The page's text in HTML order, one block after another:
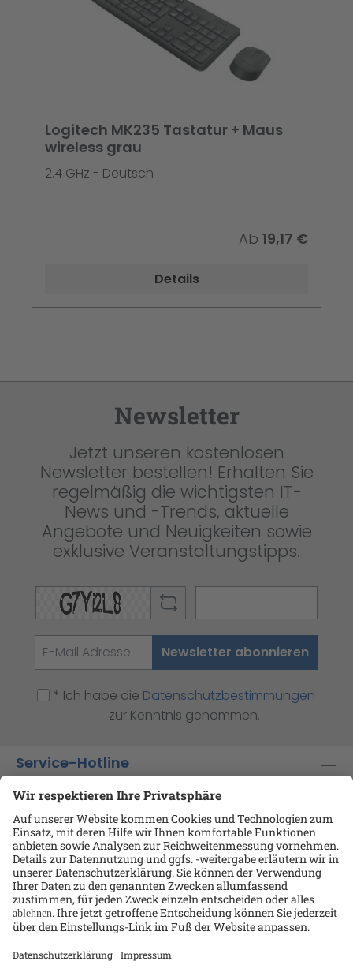
Logitech MK235 Tastatur + Maus
wireless grau
2.4 GHz - Deutsch
Ab 19,17 €
Details
Newsletter
Jetzt unseren kostenlosen
Newsletter bestellen! Erhalten Sie
regelmäßig die wichtigsten IT-
News und -Trends, aktuelle
Angebote und Neuigkeiten sowie
exklusive Veranstaltungstipps.
Newsletter abonnieren
* Ich habe die Datenschutzbestimmungen
zur Kenntnis genommen.
Service-Hotline
Shop-Service
Informationen
Ansprechpartner
Kontakt